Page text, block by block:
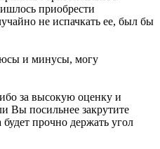
приобрести
не испачкать ее, был бы
и минусы, могу
за высокую оценку и
Вы посильнее закрутите
прочно держать угол